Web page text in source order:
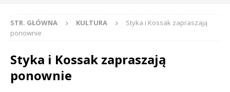
STR. GŁÓWNA KULTURA
Styka i Kossak zapraszają
ponownie
Styka i Kossak zapraszają
ponownie